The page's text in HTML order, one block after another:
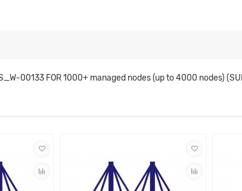
00133 FOR 1000+ managed nodes (up to 4000 nodes)